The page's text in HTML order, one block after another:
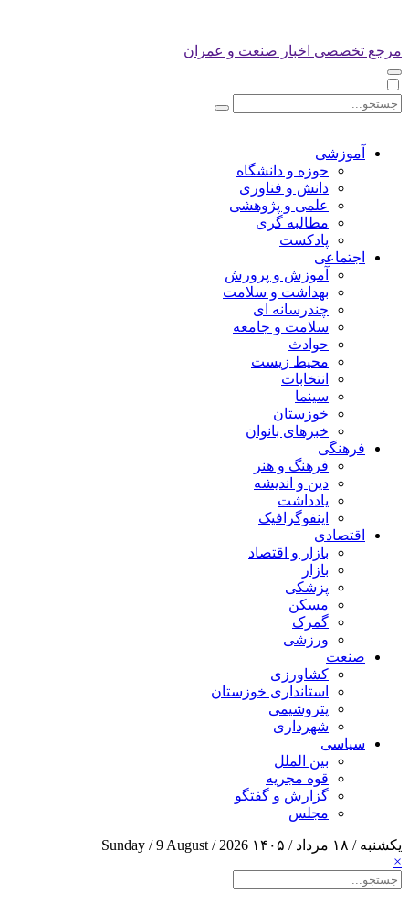
مرجع تخصصی اخبار صنعت و عمران
آموزشی
حوزه و دانشگاه
دانش و فناوری
علمی و پژوهشی
مطالبه گری
پادکست
اجتماعی
آموزش و پرورش
بهداشت و سلامت
چندرسانه ای
سلامت و جامعه
حوادث
محیط زیست
انتخابات
سینما
خوزستان
خبرهای بانوان
فرهنگی
فرهنگ و هنر
دین و اندیشه
یادداشت
اینفوگرافیک
اقتصادی
بازار و اقتصاد
بازار
پزشکی
مسکن
گمرک
ورزشی
صنعت
کشاورزی
استانداری خوزستان
پتروشیمی
شهرداری
سیاسی
بین الملل
قوه مجریه
گزارش و گفتگو
مجلس
یکشنبه / ۱۸ مرداد / ۱۴۰۵
Sunday / 9 August / 2026
×